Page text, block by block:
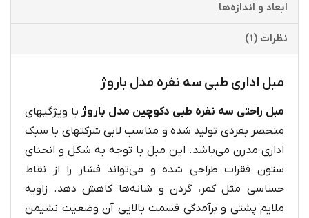
ابعاد و اندازه‌ها
نظرات (۱)
مبل اداری طبی سه نفره مدل باروژ
مبل راحتی سه نفره طبی دکوچین مدل باروژ با ویژگیهای
منحصر بفردی تولید شده و مناسب لابی شرکتهای با سبک
اداری مدرن می‌باشد. این مبل با توجه به شکل و انحنای
ستون فقرات طراحی شده و می‌تواند فشار را از نقاط
حساسی مثل کمر، گردن و شانه‌ها کاهش دهد. زاویه
ملایم پشتی و برآمدگی قسمت بالایی آن وضعیت نشیمن